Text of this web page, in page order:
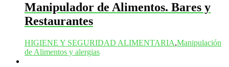
Manipulador de Alimentos. Bares y
Restaurantes
HIGIENE Y SEGURIDAD ALIMENTARIA,Manipulación
de Alimentos y alergias